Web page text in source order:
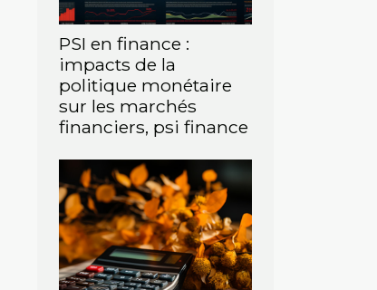
PSI en finance :
impacts de la
politique monétaire
sur les marchés
financiers, psi finance